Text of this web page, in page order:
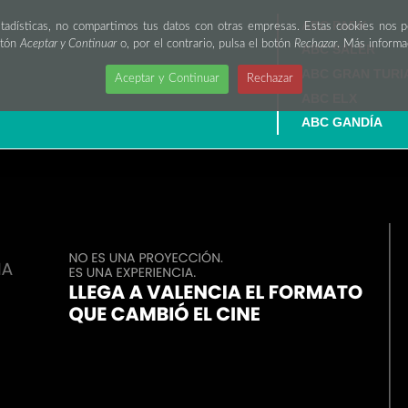
no compartimos tus datos con otras empresas. Estas cookies
Aceptar y Continuaro, por el contrario, pulsa el botón Rechazar. Más
Aceptar y Continuar Rechazar
ABC PARK
ABC SALER
ABC ELX
ABC GANDÍA